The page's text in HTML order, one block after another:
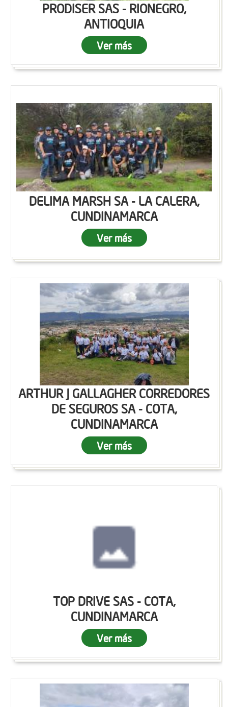
PRODISER SAS - RIONEGRO,
ANTIOQUIA
Ver más
DELIMA MARSH SA - LA CALERA,
CUNDINAMARCA
Ver más
ARTHUR J GALLAGHER CORREDORES
DE SEGUROS SA - COTA,
CUNDINAMARCA
Ver más
TOP DRIVE SAS - COTA,
CUNDINAMARCA
Ver más